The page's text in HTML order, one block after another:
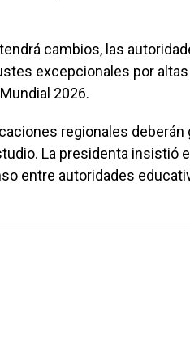
cambios, las
excepcionales por
2026.
regionales deberán
La presidenta insistió
entre autoridades